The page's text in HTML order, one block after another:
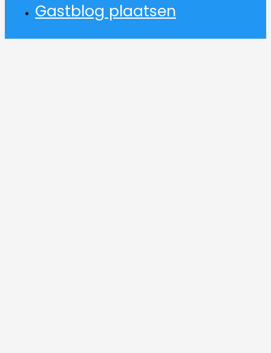
Gastblog plaatsen